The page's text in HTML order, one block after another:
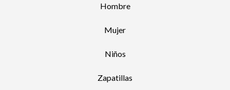
Hombre
Mujer
Niños
Zapatillas